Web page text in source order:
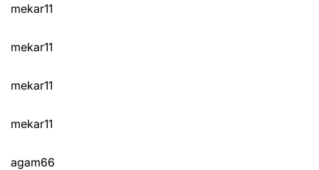
mekar11
mekar11
mekar11
mekar11
agam66